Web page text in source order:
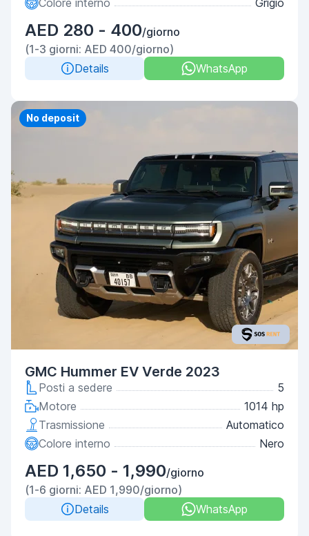
Colore interno
Grigio
AED 280 - 400/giorno
(1-3 giorni: AED 400/giorno)
Details
WhatsApp
No deposit
GMC Hummer EV Verde 2023
Posti a sedere
5
Motore
1014 hp
Trasmissione
Automatico
Colore interno
Nero
AED 1,650 - 1,990/giorno
(1-6 giorni: AED 1,990/giorno)
Details
WhatsApp